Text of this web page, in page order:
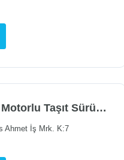
Özel Yeni Galatasaray Motorlu Taşıt Sürücüleri Kursu
Ahmet İş Mrk. K:7